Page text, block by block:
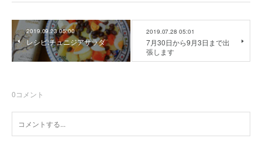
2019.09.23 05:00
レシピ:チュニジアサラダ
2019.07.28 05:01
7月30日から9月3日まで出
張します
0コメント